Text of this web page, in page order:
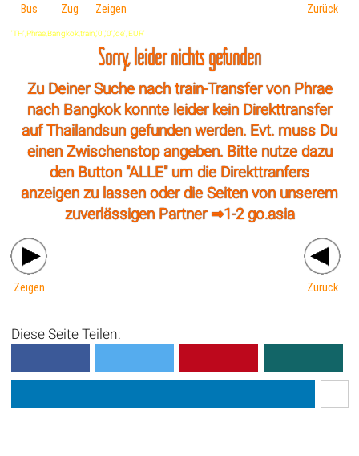
Bus Zug Zeigen Zurück
'TH',Phrae,Bangkok,train,'0','0','de','EUR'
Sorry, leider nichts gefunden
Zu Deiner Suche nach train-Transfer von Phrae
nach Bangkok konnte leider kein Direkttransfer
auf Thailandsun gefunden werden. Evt. muss Du
einen Zwischenstop angeben. Bitte nutze dazu
den Button "ALLE" um die Direkttranfers
anzeigen zu lassen oder die Seiten von unserem
zuverlässigen Partner ⇒1-2 go.asia
Zeigen Zurück
Diese Seite Teilen: